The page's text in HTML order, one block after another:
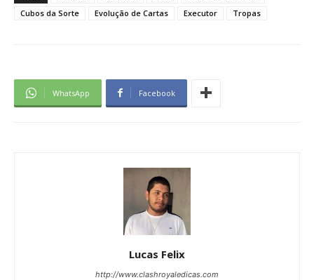
Cubos da Sorte
Evolução de Cartas Executor Tropas
WhatsApp Facebook
Lucas Felix
http://www.clashroyaledicas.com